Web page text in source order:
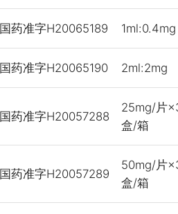
国药准字H20065189 1ml:0.4mg
国药准字H20065190 2ml:2mg
国药准字H20057288
25mg/片
盒/箱
国药准字H20057289
50mg/片
盒/箱